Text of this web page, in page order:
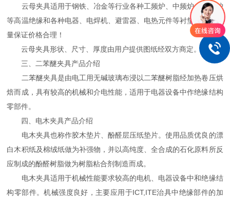
云母夹具适用于钢铁、冶金等行业各种工频炉、中频炉、电弧炉
等高温绝缘和各种电器、电焊机、避雷器、电热元件等衬垫绝缘，质
量保证价格合理！
云母夹具形状、尺寸、厚度由用户提供图纸经双方商定。
三、二苯醚夹具产品介绍
二苯醚夹具是由电工用无碱玻璃布浸以二苯醚树脂经加热卷压烘
焙而成，具有较高的机械和介电性能，适用于电器设备中作绝缘结构
零部件。
四、电木夹具产品介绍
电木夹具也称作胶木垫片、酚醛层压纸垫片。使用品质优良的漂
白木积纸及棉绒纸做为补强物，并以高纯度、全合成的石化原料所反
应制成的酚醛树脂做为树脂粘合剂制造而成。
电木夹具适用于机械性能要求较高的电机、电器设备中和绝缘结
构零部件。机械强度良好，主要应用于ICT,ITE治具中绝缘部件的加